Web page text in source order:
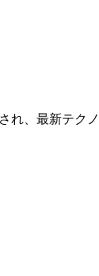
、最新テク